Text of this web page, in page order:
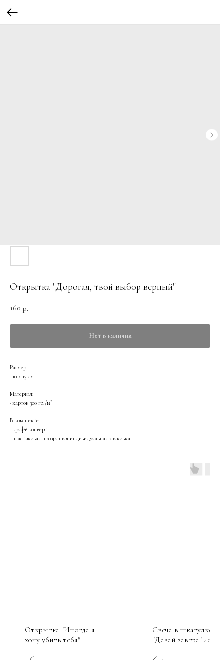
Открытка "Дорогая, твой выбор верный"
160 р.
Нет в наличии
Размер:
· 10 х 15 см
Материал:
· картон 300 гр./м²
В комплекте:
· крафт-конверт
· пластиковая прозрачная индивидуальная упаковка
Открытка "Иногда я
хочу убить тебя"
Свеча в шкатулке
"Давай завтра" 40